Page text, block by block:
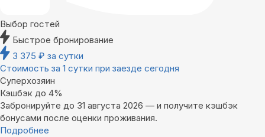
Выбор гостей
Быстрое бронирование
3 375 ₽ за сутки
Стоимость за 1 сутки при заезде сегодня
Суперхозяин
Кэшбэк до 4%
Забронируйте до 31 августа 2026 — и получите кэшбэк
бонусами после оценки проживания.
Подробнее